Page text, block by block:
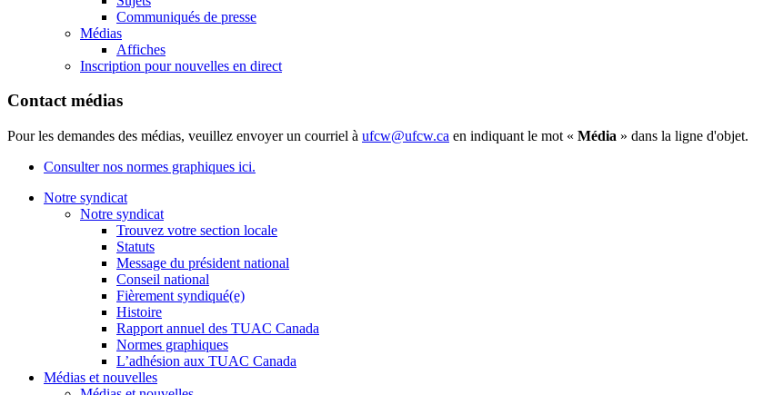
Communiqués de presse
Médias
Affiches
Inscription pour nouvelles en direct
Contact médias
Pour les demandes des médias, veuillez envoyer un courriel à ufcw@ufcw.ca en indiquant le mot « Média » dans la ligne d'objet.
Consulter nos normes graphiques ici.
Notre syndicat
Notre syndicat
Trouvez votre section locale
Statuts
Message du président national
Conseil national
Fièrement syndiqué(e)
Histoire
Rapport annuel des TUAC Canada
Normes graphiques
L’adhésion aux TUAC Canada
Médias et nouvelles